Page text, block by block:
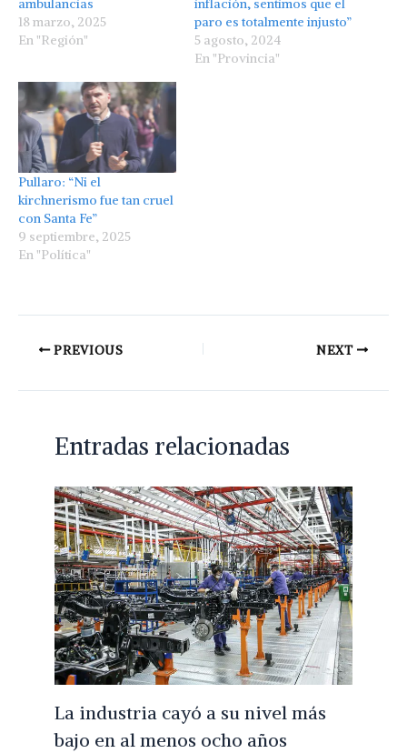
ambulancias
18 marzo, 2025
En "Región"
inflación, sentimos que el
paro es totalmente injusto”
5 agosto, 2024
En "Provincia"
Pullaro: “Ni el
kirchnerismo fue tan cruel
con Santa Fe”
9 septiembre, 2025
En "Política"
PREVIOUS NEXT
Entradas relacionadas
La industria cayó a su nivel más
bajo en al menos ocho años